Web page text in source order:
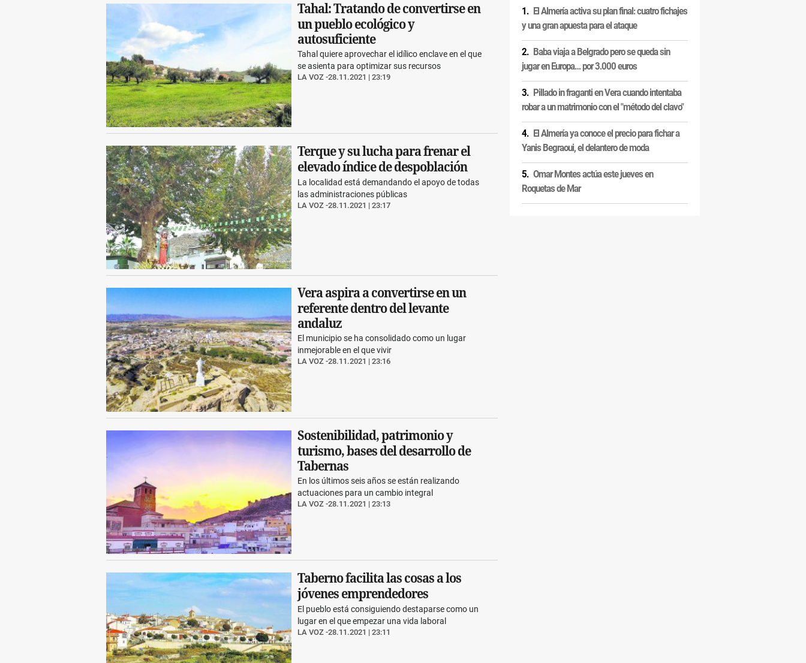
Tahal: Tratando de convertirse en
un pueblo ecológico y
autosuficiente
LA VOZ 28.11.2021 | 23:19
Tahal quiere aprovechar el idílico enclave en el que
se asienta para optimizar sus recursos
Terque y su lucha para frenar el
elevado índice de despoblación
LA VOZ 28.11.2021 | 23:17
La localidad está demandando el apoyo de todas
las administraciones públicas
Vera aspira a convertirse en un
referente dentro del levante
andaluz
LA VOZ 28.11.2021 | 23:16
El municipio se ha consolidado como un lugar
inmejorable en el que vivir
Sostenibilidad, patrimonio y
turismo, bases del desarrollo de
Tabernas
LA VOZ 28.11.2021 | 23:13
En los últimos seis años se están realizando
actuaciones para un cambio integral
Taberno facilita las cosas a los
jóvenes emprendedores
LA VOZ 28.11.2021 | 23:11
El pueblo está consiguiendo destaparse como un
lugar en el que empezar una vida laboral
El Almería activa su plan final: cuatro fichajes
y una gran apuesta para el ataque
Baba viaja a Belgrado pero se queda sin
jugar en Europa… por 3.000 euros
Pillado in fraganti en Vera cuando intentaba
robar a un matrimonio con el "método del clavo"
El Almería ya conoce el precio para fichar a
Yanis Begraoui, el delantero de moda
Omar Montes actúa este jueves en
Roquetas de Mar